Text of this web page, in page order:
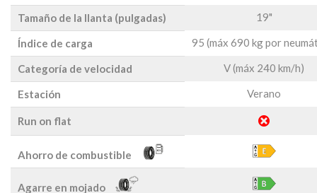
Tamaño de la llanta (pulgadas) 19"
Índice de carga 95 (máx 690 kg por
Categoría de velocidad V (máx 240 km/h)
Estación Verano
Run on flat
Ahorro de combustible
Agarre en mojado